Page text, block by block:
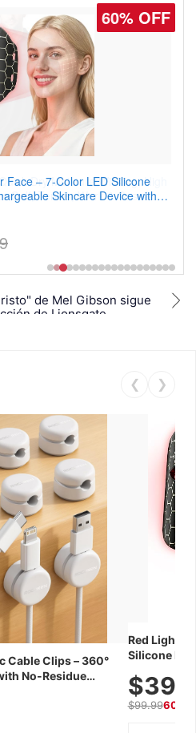
60% OFF
Face – 7-Color LED Silicone
Skincare Device with
77% OFF
Dry Moisture Wicking, High
Golf, Tennis, Work & Casual
de Mel Gibson sigue
de Lionsgate
Mel
❮ ❯
Cable Clips – 360°
No-Residue
Red Light
Silicone
$99.9960%